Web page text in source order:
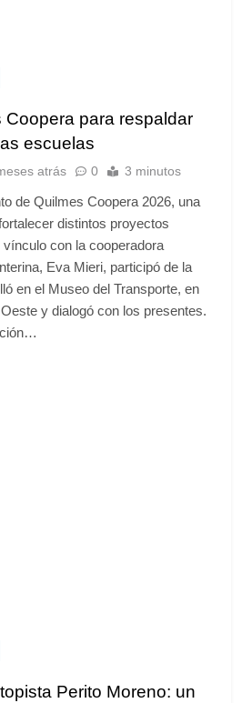
Coopera para respaldar
escuelas
atrás 0 3 minutos
de Quilmes Coopera 2026, una
distintos proyectos
con la cooperadora
Eva Mieri, participó de la
en el Museo del Transporte, en
y dialogó con los presentes.
Perito Moreno: un